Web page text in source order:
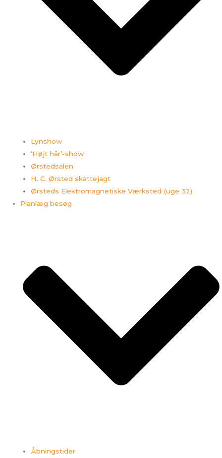
Lynshow
‘Højt hår’-show
Ørstedsalen
H. C. Ørsted skattejagt
Ørsteds Elektromagnetiske Værksted (uge 32)
Planlæg besøg
Åbningstider